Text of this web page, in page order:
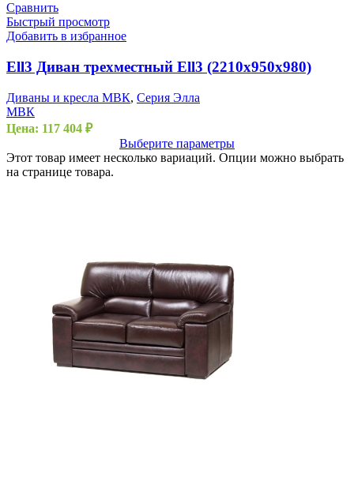
Сравнить
Быстрый просмотр
Добавить в избранное
Ell3 Диван трехместный Ell3 (2210х950х980)
Диваны и кресла МВК, Серия Элла
МВК
Цена: 117 404 ₽
Выберите параметры
Этот товар имеет несколько вариаций. Опции можно выбрать
на странице товара.